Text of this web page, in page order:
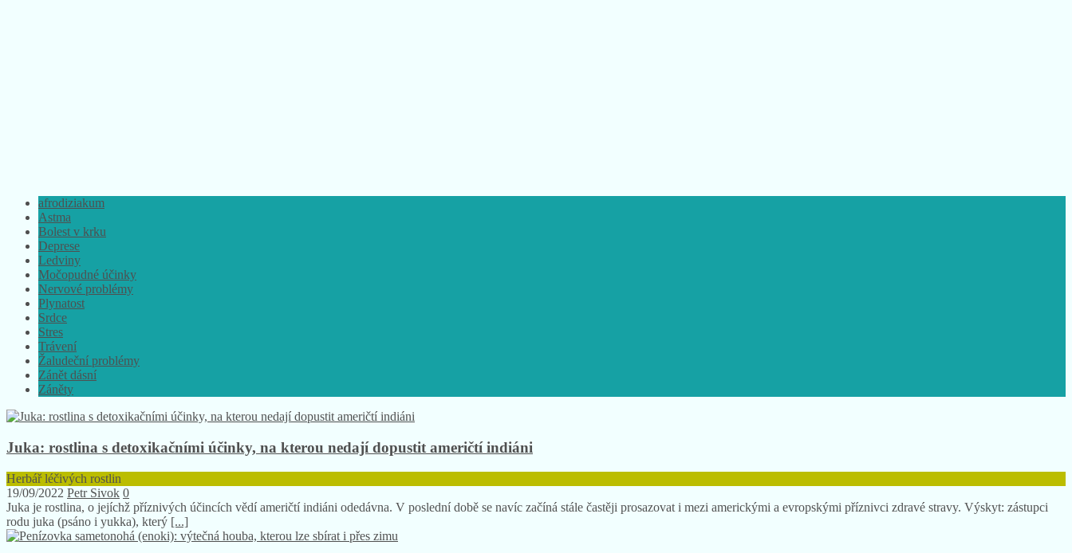
afrodiziakum
Astma
Bolest v krku
Deprese
Ledviny
Močopudné účinky
Nervové problémy
Plynatost
Srdce
Stres
Trávení
Žaludeční problémy
Zánět dásní
Záněty
Juka: rostlina s detoxikačními účinky, na kterou nedají dopustit američtí indiáni
Herbář léčivých rostlin
19/09/2022 Petr Sivok 0
Juka je rostlina, o jejíchž příznivých účincích vědí američtí indiáni odedávna. V poslední době se navíc začíná stále častěji prosazovat i mezi americkými a evropskými příznivci zdravé stravy. Výskyt: zástupci
rodu juka (psáno i yukka), který [...]